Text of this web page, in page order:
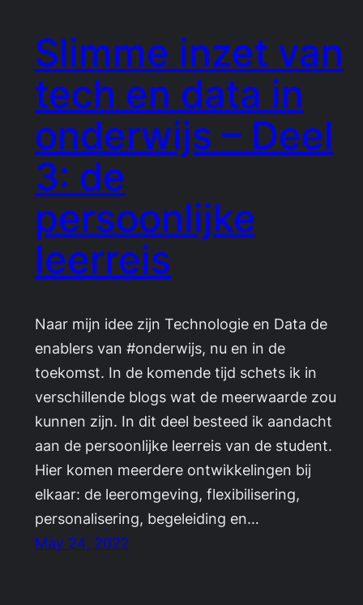
Slimme inzet van
tech en data in
onderwijs – Deel
3: de
persoonlijke
leerreis
Naar mijn idee zijn Technologie en Data de
enablers van #onderwijs, nu en in de
toekomst. In de komende tijd schets ik in
verschillende blogs wat de meerwaarde zou
kunnen zijn. In dit deel besteed ik aandacht
aan de persoonlijke leerreis van de student.
Hier komen meerdere ontwikkelingen bij
elkaar: de leeromgeving, flexibilisering,
personalisering, begeleiding en…
May 24, 2022